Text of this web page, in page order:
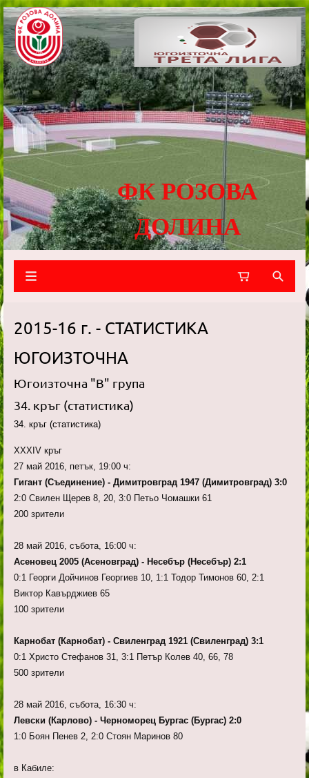
ФК РОЗОВА
ДОЛИНА
2015-16 г. - СТАТИСТИКА
ЮГОИЗТОЧНА
Югоизточна "В" група
34. кръг (статистика)
34. кръг (статистика)
XXXIV кръг
27 май 2016, петък, 19:00 ч:
Гигант (Съединение) - Димитровград 1947 (Димитровград) 3:0
2:0 Свилен Щерев 8, 20, 3:0 Петьо Чомашки 61
200 зрители
28 май 2016, събота, 16:00 ч:
Асеновец 2005 (Асеновград) - Несебър (Несебър) 2:1
0:1 Георги Дойчинов Георгиев 10, 1:1 Тодор Тимонов 60, 2:1
Виктор Кавърджиев 65
100 зрители
Карнобат (Карнобат) - Свиленград 1921 (Свиленград) 3:1
0:1 Христо Стефанов 31, 3:1 Петър Колев 40, 66, 78
500 зрители
28 май 2016, събота, 16:30 ч:
Левски (Карлово) - Черноморец Бургас (Бургас) 2:0
1:0 Боян Пенев 2, 2:0 Стоян Маринов 80
в Кабиле: